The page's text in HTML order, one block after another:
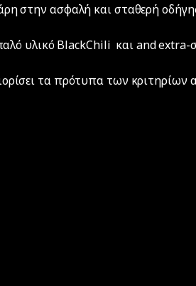
στην ασφαλή και σταθερή
υλικό BlackChili και and extra-
τα πρότυπα των κριτηρίων